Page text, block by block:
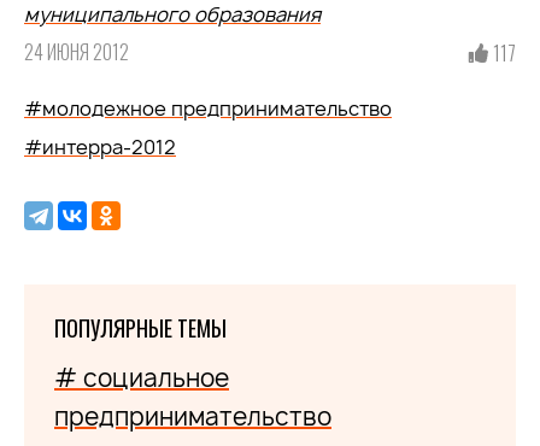
муниципального образования
24 ИЮНЯ 2012 117
#молодежное предпринимательство
#интерра-2012
ПОПУЛЯРНЫЕ ТЕМЫ
# социальное
предпринимательство